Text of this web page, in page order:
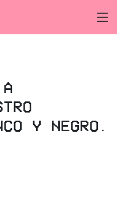
Y NEGRO.